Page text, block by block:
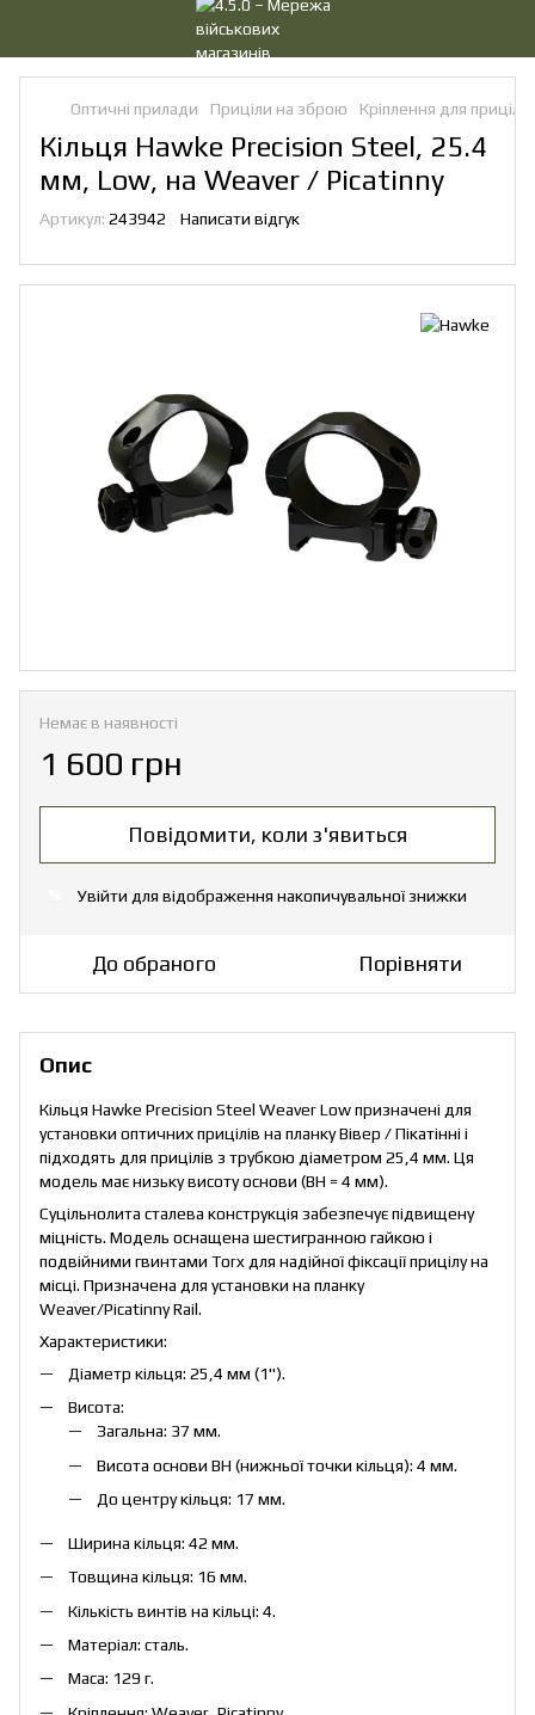
Оптичні прилади Приціли на зброю Кріплення для
Кільця Hawke Precision Steel, 25.4
мм, Low, на Weaver / Picatinny
Артикул: 243942 Написати відгук
Немає в наявності
1 600 грн
Повідомити, коли з'явиться
Увійти для відображення накопичувальної знижки
До обраного Порівняти
Опис
Кільця Hawke Precision Steel Weaver Low призначені для
установки оптичних прицілів на планку Вівер / Пікатінні і
підходять для прицілів з трубкою діаметром 25,4 мм. Ця
модель має низьку висоту основи (ВН = 4 мм).
Суцільнолита сталева конструкція забезпечує підвищену
міцність. Модель оснащена шестигранною гайкою і
подвійними гвинтами Torx для надійної фіксації прицілу на
місці. Призначена для установки на планку
Weaver/Picatinny Rail.
Характеристики:
Діаметр кільця: 25,4 мм (1").
Висота:
Загальна: 37 мм.
Висота основи ВН (нижньої точки кільця): 4 мм.
До центру кільця: 17 мм.
Ширина кільця: 42 мм.
Товщина кільця: 16 мм.
Кількість винтів на кільці: 4.
Матеріал: сталь.
Маса: 129 г.